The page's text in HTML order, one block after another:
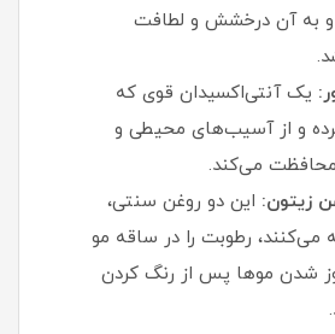
و به آن درخشش و لطافت
یک آنتی‌اکسیدان قوی که
و از آسیب‌های محیطی و
محافظت می‌کند.
زیتون: این دو روغن سنتی،
می‌کنند، رطوبت را در ساقه مو
شدن موها پس از رنگ کردن